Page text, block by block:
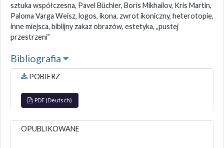
sztuka współczesna, Pavel Büchler, Boris Mikhailov, Kris Martin,
Paloma Varga Weisz, logos, ikona, zwrot ikoniczny, heterotopie,
inne miejsca, biblijny zakaz obrazów, estetyka, „pustej
przestrzeni”
Bibliografia
POBIERZ
PDF (Deutsch)
OPUBLIKOWANE